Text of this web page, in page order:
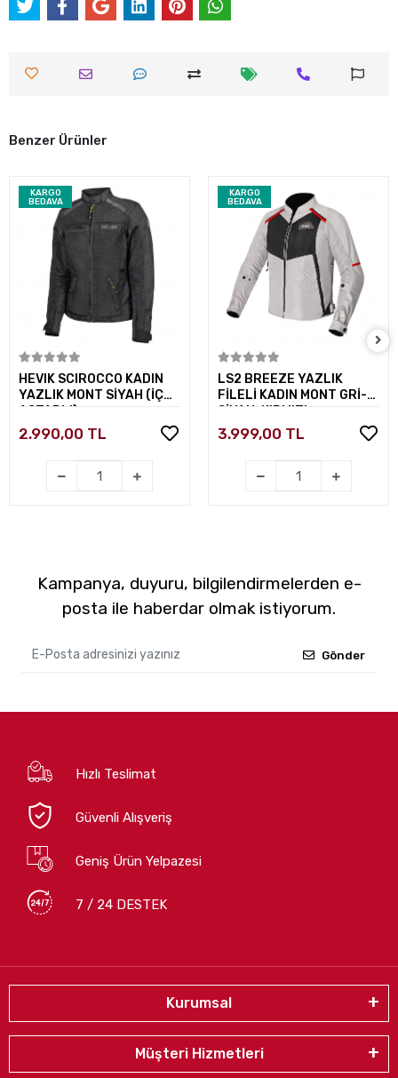
Benzer Ürünler
KARGO
BEDAVA
Sepete Ekle
HEVIK SCIROCCO KADIN
YAZLIK MONT SİYAH (İÇ
ASTARLI)
2.990,00 TL
KARGO
BEDAVA
Sepete Ekle
LS2 BREEZE YAZLIK
FİLELİ KADIN MONT GRİ-
SİYAH-KIRMIZI
3.999,00 TL
Kampanya, duyuru, bilgilendirmelerden e-
posta ile haberdar olmak istiyorum.
Gönder
Hızlı Teslimat
Güvenli Alışveriş
Geniş Ürün Yelpazesi
7 / 24 DESTEK
Kurumsal
Müşteri Hizmetleri